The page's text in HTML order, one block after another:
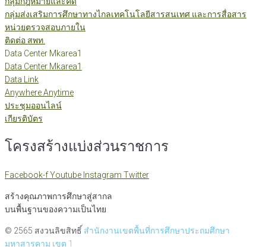
กลุ่มส่งเสริมการศึกษาทางไกลเทคโนโลยีสารสนเทศ และการสื่อสาร
หน่วยตรวจสอบภายใน
ติดต่อ สพท.
Data Center Mkarea1
Data Center Mkarea1
Data Link
Anywhere Anytime
ประชุมออนไลน์
เกียรติบัตร
โครงสร้างแบ่งส่วนราชการ
Facebook-fYoutube Instagram Twitter
สร้างคุณภาพการศึกษาสู่สากล
บนพื้นฐานของความเป็นไทย
© 2565 สงวนลิขสิทธิ์ สำนักงานเขตพื้นที่การศึกษาประถมศึกษา
มหาสารคาม เขต 1